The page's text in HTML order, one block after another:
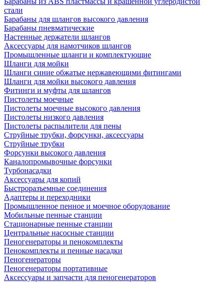
стали
Барабаны для шлангов высокого давления
Барабаны пневматические
Настенные держатели шлангов
Аксессуары для намотчиков шлангов
Промышленные шланги и комплектующие
Шланги для мойки
Шланги синие обжатые нержавеющими фитингами
Шланги для мойки высокого давления
Фитинги и муфты для шлангов
Пистолеты моечные
Пистолеты моечные высокого давления
Пистолеты низкого давления
Пистолеты распылители для пены
Струйные трубки, форсунки, аксессуары
Струйные трубки
Форсунки высокого давления
Каналопромывочные форсунки
Турбонасадки
Аксессуары для копий
Быстроразъемные соединения
Адаптеры и переходники
Промышленное пенное и моечное оборудование
Мобильные пенные станции
Стационарные пенные станции
Центральные насосные станции
Пеногенераторы и пенокомплекты
Пенокомплекты и пенные насадки
Пеногенераторы
Пеногенераторы портативные
Аксессуары и запчасти для пеногенераторов